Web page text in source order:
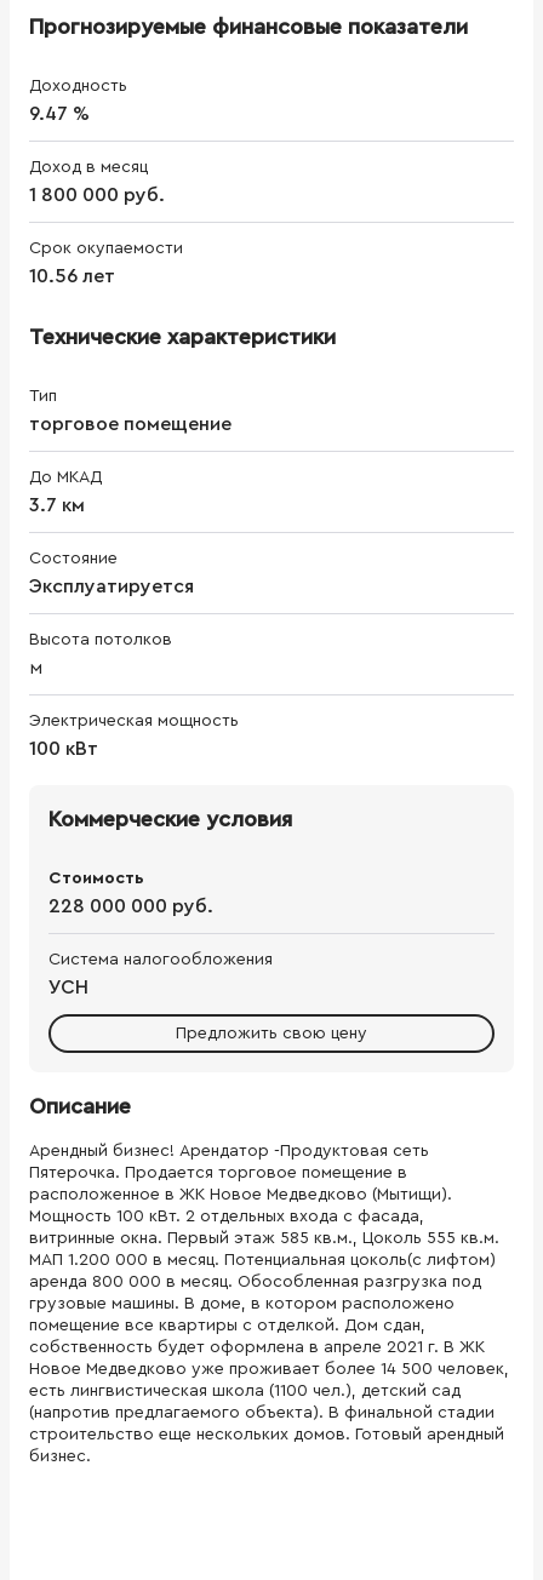
Прогнозируемые финансовые показатели
Доходность
9.47 %
Доход в месяц
1 800 000 руб.
Срок окупаемости
10.56 лет
Технические характеристики
Тип
торговое помещение
До МКАД
3.7 км
Состояние
Эксплуатируется
Высота потолков
м
Электрическая мощность
100 кВт
Коммерческие условия
Стоимость
228 000 000 руб.
Система налогообложения
УСН
Предложить свою цену
Описание
Арендный бизнес! Арендатор -Продуктовая сеть
Пятерочка. Продается торговое помещение в
расположенное в ЖК Новое Медведково (Мытищи).
Мощность 100 кВт. 2 отдельных входа с фасада,
витринные окна. Первый этаж 585 кв.м., Цоколь 555 кв.м.
МАП 1.200 000 в месяц. Потенциальная цоколь(с лифтом)
аренда 800 000 в месяц. Обособленная разгрузка под
грузовые машины. В доме, в котором расположено
помещение все квартиры с отделкой. Дом сдан,
собственность будет оформлена в апреле 2021 г. В ЖК
Новое Медведково уже проживает более 14 500 человек,
есть лингвистическая школа (1100 чел.), детский сад
(напротив предлагаемого объекта). В финальной стадии
строительство еще нескольких домов. Готовый арендный
бизнес.